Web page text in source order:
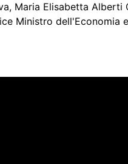
Maria Elisabetta
Ministro dell'Economia